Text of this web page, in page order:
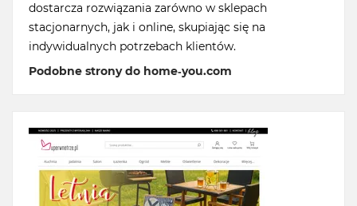
dostarcza rozwiązania zarówno w sklepach
stacjonarnych, jak i online, skupiając się na
indywidualnych potrzebach klientów.
Podobne strony do home-you.com